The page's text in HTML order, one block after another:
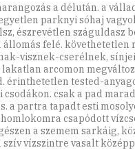
a délután. a
parknyi sóhaj
észrevétlen száguldasz
felé. követhetetlen
visznek-cserélnek,
lakatlan arcomon
érinthetetlen tested-
csak a pad
a partra tapadt esti
csapódott
a szemem sarkáig,
vízszintre vasalt